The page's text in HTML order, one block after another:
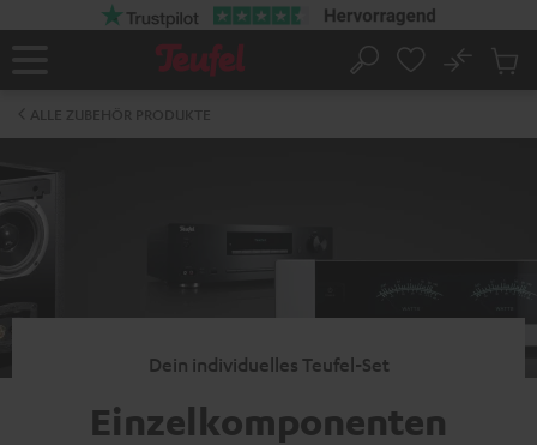
Startseite
Suche
No
Dein individuelles Teufel-Set
Einzelkomponenten